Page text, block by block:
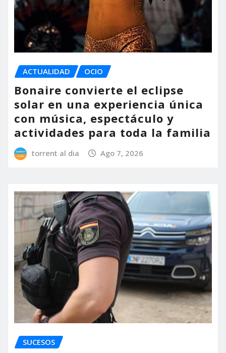
ACTUALIDAD OCIO
Bonaire convierte el eclipse
solar en una experiencia única
con música, espectáculo y
actividades para toda la familia
torrent al dia Ago 7, 2026
SUCESOS